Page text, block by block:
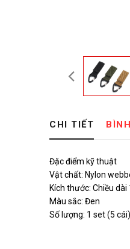
CHI TIẾT
Đặc điểm kỹ thuật
Vật chất: Nylon
Kích thước: Chiều
Màu sắc: Đen
Số lượng: 1 set (5 cái)